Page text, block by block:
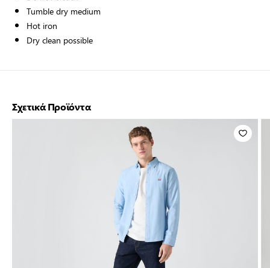
Tumble dry medium
Hot iron
Dry clean possible
Σχετικά Προϊόντα